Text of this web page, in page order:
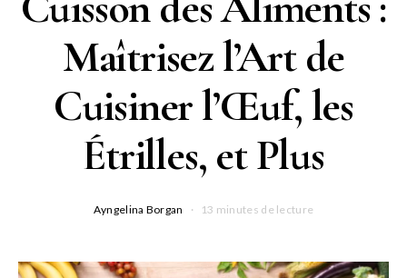
Maîtrisez l’Art de
Cuisiner l’Œuf, les
Étrilles, et Plus
Ayngelina Borgan 13 minutes de lecture